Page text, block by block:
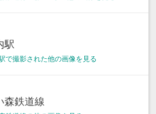
駅
で撮影された他の画像を見る
森鉄道線